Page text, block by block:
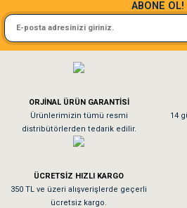
Gönder
Kedim taze mamaya bayıldı kargo fimrasın
El**** Ek******
Köpeğim bayıldı hediyeler için teşekkürler
As**** Tu******
Tavşanım kafesinin kalitesine ve
Sa**** On******
ABONE OL!
ORJİNAL ÜRÜN GARANTİSİ
Ürünlerimizin tümü resmi
distribütörlerden tedarik edilir.
14
ÜCRETSİZ HIZLI KARGO
350 TL ve üzeri alışverişlerde geçerli
ücretsiz kargo.